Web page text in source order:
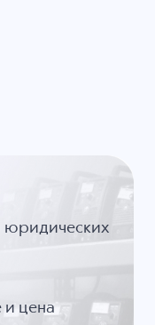
юридических
и цена